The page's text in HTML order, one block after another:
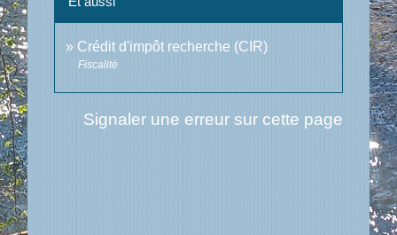
Crédit d'impôt recherche (CIR)
Fiscalité
Signaler une erreur sur cette page